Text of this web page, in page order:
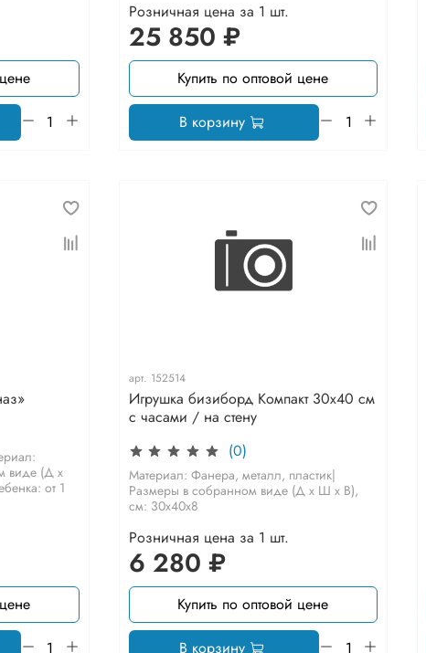
Розничная цена за 1 шт.
25 850 ₽
Купить по оптовой цене
В корзину
виде (Д х
от 1
арт. 152514
Игрушка бизиборд Компакт 30х40 см
с часами / на стену
(0)
Материал: Фанера, металл, пластик|
Размеры в собранном виде (Д х Ш х В),
см: 30х40х8
Розничная цена за 1 шт.
6 280 ₽
Купить по оптовой цене
В корзину